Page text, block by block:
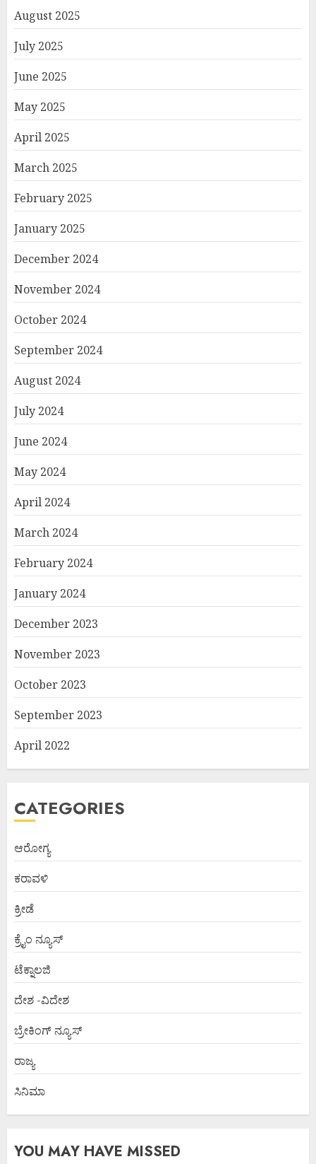
August 2025
July 2025
June 2025
May 2025
April 2025
March 2025
February 2025
January 2025
December 2024
November 2024
October 2024
September 2024
August 2024
July 2024
June 2024
May 2024
April 2024
March 2024
February 2024
January 2024
December 2023
November 2023
October 2023
September 2023
April 2022
CATEGORIES
ಆರೋಗ್ಯ
ಕರಾವಳಿ
ಕ್ರೀಡೆ
ಕ್ರೈಂ ನ್ಯೂಸ್
ಟೆಕ್ನಾಲಜಿ
ದೇಶ -ವಿದೇಶ
ಬ್ರೇಕಿಂಗ್ ನ್ಯೂಸ್
ರಾಜ್ಯ
ಸಿನಿಮಾ
YOU MAY HAVE MISSED